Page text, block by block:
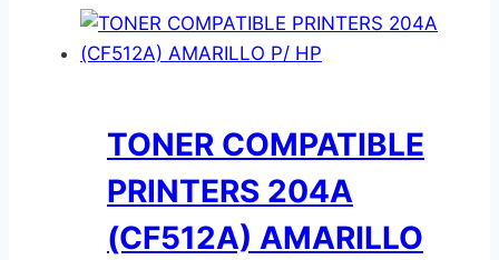
TONER COMPATIBLE
PRINTERS 204A
(CF512A) AMARILLO